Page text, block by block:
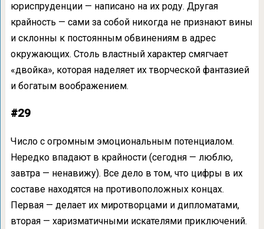
юриспруденции — написано на их роду. Другая
крайность — сами за собой никогда не признают вины
и склонны к постоянным обвинениям в адрес
окружающих. Столь властный характер смягчает
«двойка», которая наделяет их творческой фантазией
и богатым воображением.
#29
Число с огромным эмоциональным потенциалом.
Нередко впадают в крайности (сегодня — люблю,
завтра — ненавижу). Все дело в том, что цифры в их
составе находятся на противоположных концах.
Первая — делает их миротворцами и дипломатами,
вторая — харизматичными искателями приключений.